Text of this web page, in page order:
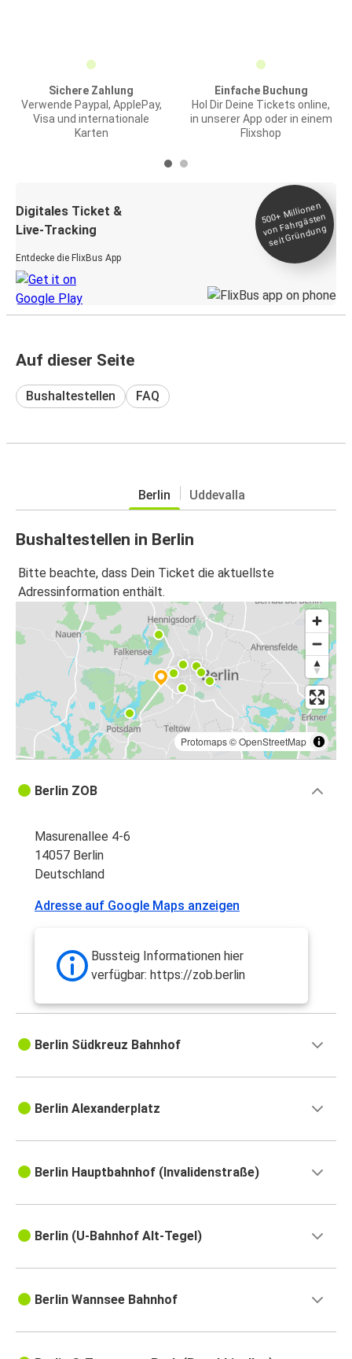
Sichere Zahlung
Verwende Paypal, ApplePay,
Visa und internationale
Karten
Einfache Buchung
Hol Dir Deine Tickets online,
in unserer App oder in einem
Flixshop
Digitales Ticket &
Live-Tracking
Entdecke die FlixBus App
500+
Millionen
von Fahrgästen
seit
Gründung
Auf dieser Seite
Bushaltestellen FAQ
Berlin Uddevalla
Bushaltestellen in Berlin
Bitte beachte, dass Dein Ticket die aktuellste
Adressinformation enthält.
Protomaps©OpenStreetMap
Berlin ZOB
Masurenallee 4-6
14057 Berlin
Deutschland
Adresse auf Google Maps anzeigen
Bussteig Informationen hier
verfügbar: https://zob.berlin
Berlin Südkreuz Bahnhof
Berlin Alexanderplatz
Berlin Hauptbahnhof (Invalidenstraße)
Berlin (U-Bahnhof Alt-Tegel)
Berlin Wannsee Bahnhof